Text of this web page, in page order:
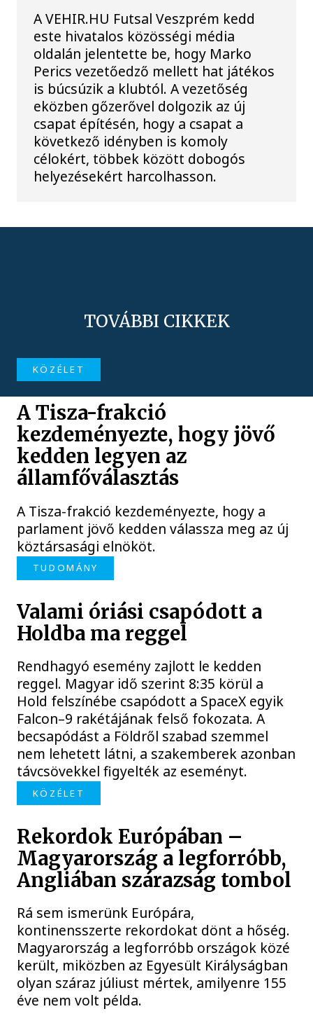
A VEHIR.HU Futsal Veszprém kedd
este hivatalos közösségi média
oldalán jelentette be, hogy Marko
Perics vezetőedző mellett hat játékos
is búcsúzik a klubtól. A vezetőség
eközben gőzerővel dolgozik az új
csapat építésén, hogy a csapat a
következő idényben is komoly
célokért, többek között dobogós
helyezésekért harcolhasson.
TOVÁBBI CIKKEK
KÖZÉLET
A Tisza-frakció
kezdeményezte, hogy jövő
kedden legyen az
államfőválasztás
A Tisza-frakció kezdeményezte, hogy a
parlament jövő kedden válassza meg az új
köztársasági elnököt.
TUDOMÁNY
Valami óriási csapódott a
Holdba ma reggel
Rendhagyó esemény zajlott le kedden
reggel. Magyar idő szerint 8:35 körül a
Hold felszínébe csapódott a SpaceX egyik
Falcon–9 rakétájának felső fokozata. A
becsapódást a Földről szabad szemmel
nem lehetett látni, a szakemberek azonban
távcsövekkel figyelték az eseményt.
KÖZÉLET
Rekordok Európában –
Magyarország a legforróbb,
Angliában szárazság tombol
Rá sem ismerünk Európára,
kontinensszerte rekordokat dönt a hőség.
Magyarország a legforróbb országok közé
került, miközben az Egyesült Királyságban
olyan száraz júliust mértek, amilyenre 155
éve nem volt példa.